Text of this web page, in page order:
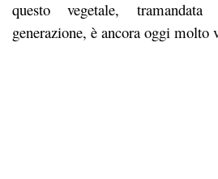
questo vegetale,
generazione, è ancora oggi molto